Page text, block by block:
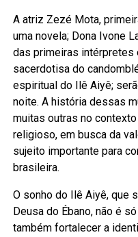
A atriz Zezé Mota,
uma novela; Dona Ivone
das primeiras intérpretes
sacerdotisa do
espiritual do Ilê Aiyê;
noite. A história dessas
muitas outras no
religioso, em busca da
sujeito importante para
brasileira.
O sonho do Ilê Aiyê, que
Deusa do Ébano, não é
também fortalecer a